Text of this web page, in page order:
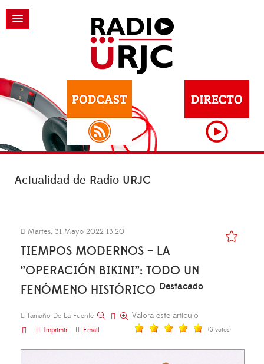
Actualidad de Radio URJC
Martes, 31 Mayo 2022 13:20
TIEMPOS MODERNOS – LA
‘’OPERACIÓN BIKINI’’: TODO UN
FENÓMENO HISTÓRICO Destacado
Tamaño De La Fuente
Imprimir
Email
Valora este artículo
(3 votos)